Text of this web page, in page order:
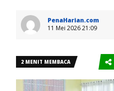
PenaHarian.com
11 Mei 2026 21:09
2 MENIT MEMBACA